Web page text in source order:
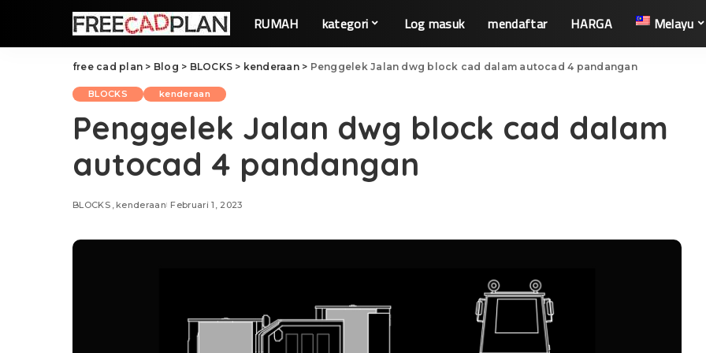
RUMAH kategori Log masuk mendaftar HARGA Melayu
free cad plan > Blog > BLOCKS > kenderaan> Penggelek Jalan dwg block cad dalam autocad 4 pandangan
BLOCKS kenderaan
Penggelek Jalan dwg block cad dalam
autocad 4 pandangan
BLOCKS kenderaan Februari 1, 2023